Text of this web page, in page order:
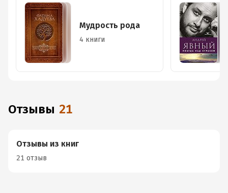
Мудрость рода
4 книги
Отзывы 21
Отзывы из книг
21 отзыв